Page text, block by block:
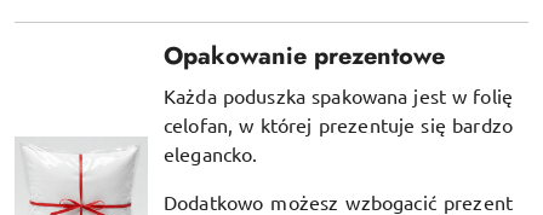
Opakowanie prezentowe
Każda poduszka spakowana jest w folię
celofan, w której prezentuje się bardzo
elegancko.
Dodatkowo możesz wzbogacić prezent